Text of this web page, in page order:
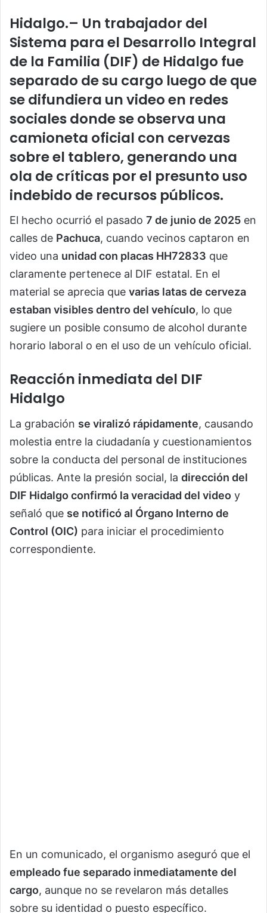
Hidalgo.– Un trabajador del
Sistema para el Desarrollo Integral
de la Familia (DIF) de Hidalgo fue
separado de su cargo luego de que
se difundiera un video en redes
sociales donde se observa una
camioneta oficial con cervezas
sobre el tablero, generando una
ola de críticas por el presunto uso
indebido de recursos públicos.
El hecho ocurrió el pasado 7 de junio de 2025 en
calles de Pachuca, cuando vecinos captaron en
video una unidad con placas HH72833 que
claramente pertenece al DIF estatal. En el
material se aprecia que varias latas de cerveza
estaban visibles dentro del vehículo, lo que
sugiere un posible consumo de alcohol durante
horario laboral o en el uso de un vehículo oficial.
Reacción inmediata del DIF
Hidalgo
La grabación se viralizó rápidamente, causando
molestia entre la ciudadanía y cuestionamientos
sobre la conducta del personal de instituciones
públicas. Ante la presión social, la dirección del
DIF Hidalgo confirmó la veracidad del video y
señaló que se notificó al Órgano Interno de
Control (OIC) para iniciar el procedimiento
correspondiente.
En un comunicado, el organismo aseguró que el
empleado fue separado inmediatamente del
cargo, aunque no se revelaron más detalles
sobre su identidad o puesto específico.